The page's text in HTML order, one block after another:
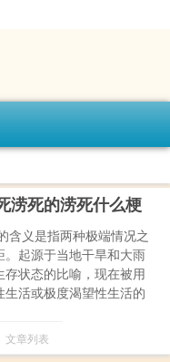
涝死的涝死什么梗
含义是指两种极端情况之
。起源于当地干旱和大雨
存状态的比喻，现在被用
生活或极度渴望性生活的
文章列表